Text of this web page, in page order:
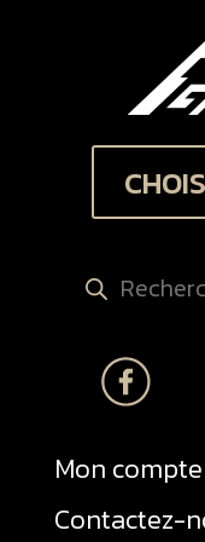
produits
Mon compte
Contactez-